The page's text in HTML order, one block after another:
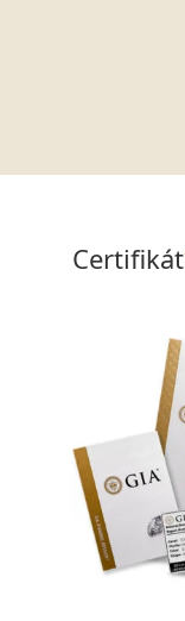
Certifikát